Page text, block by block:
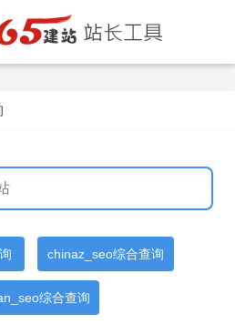
chinaz_seo综合查询
综合查询